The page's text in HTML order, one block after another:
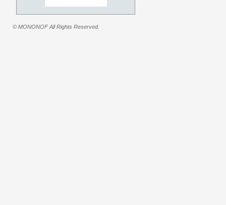
© MONONOF All Rights Reserved.